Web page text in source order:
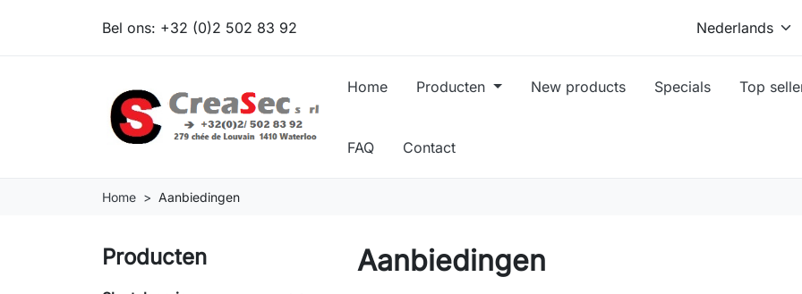
Bel ons: +32 (0)2 502 83 92
Home Producten New products Specials Top
FAQ Contact
Home Aanbiedingen
Producten Aanbiedingen